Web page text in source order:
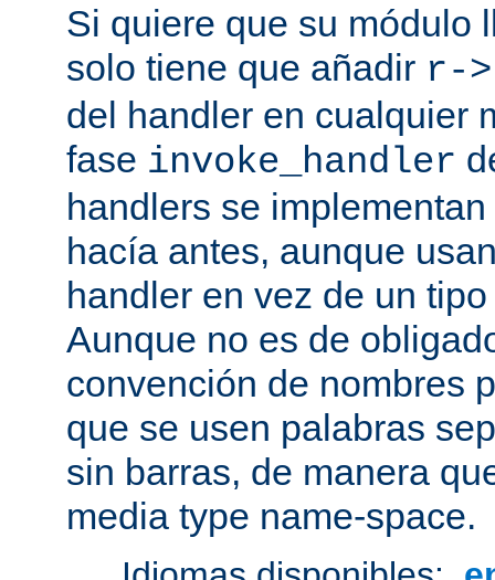
Si quiere que su módulo
solo tiene que añadir r-
del handler en cualquier
fase invoke_handler
handlers se
hacía antes, aunque
handler en vez de un
Aunque no es de
convención de nombres
que se usen palabras
sin barras, de manera
media type name-space.